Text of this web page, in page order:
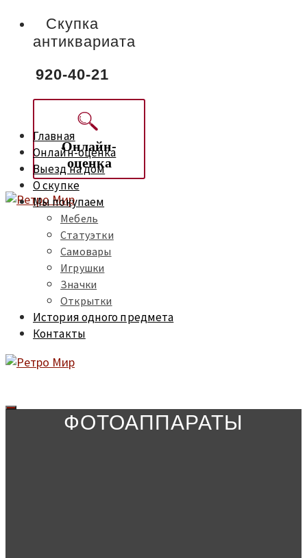
Скупка
антиквариата
920-40-21
Онлайн-
оценка
Главная
Онлайн-оценка
Выезд на дом
О скупке
Мы покупаем
Мебель
Статуэтки
Самовары
Игрушки
Значки
Открытки
История одного предмета
Контакты
ФОТОАППАРАТЫ